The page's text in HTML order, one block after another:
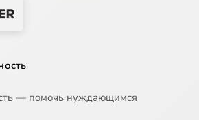
Иосифу
— помочь нуждающимся